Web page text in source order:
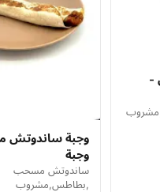
-
وجبة
وجبة
ساندوتش مسحب
,بطاطس,مشروب